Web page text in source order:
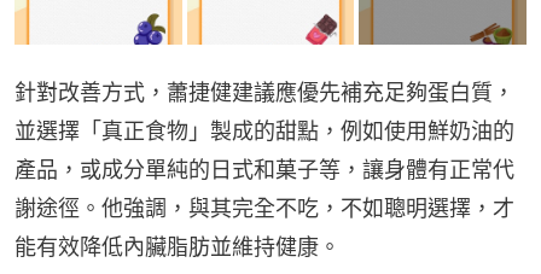
針對改善方式，蕭捷健建議應優先補充足夠蛋白質，
並選擇「真正食物」製成的甜點，例如使用鮮奶油的
產品，或成分單純的日式和菓子等，讓身體有正常代
謝途徑。他強調，與其完全不吃，不如聰明選擇，才
能有效降低內臟脂肪並維持健康。